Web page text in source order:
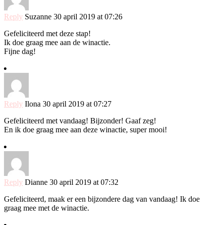
Reply Suzanne 30 april 2019 at 07:26
Gefeliciteerd met deze stap!
Ik doe graag mee aan de winactie.
Fijne dag!
Reply Ilona 30 april 2019 at 07:27
Gefeliciteerd met vandaag! Bijzonder! Gaaf zeg!
En ik doe graag mee aan deze winactie, super mooi!
Reply Dianne 30 april 2019 at 07:32
Gefeliciteerd, maak er een bijzondere dag van vandaag! Ik doe
graag mee met de winactie.